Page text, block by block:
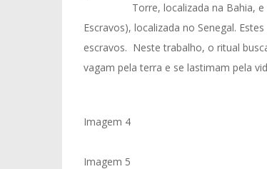
Torre, localizada na Bahia,
Escravos), localizada no Senegal.
escravos. Neste trabalho, o ritual
vagam pela terra e se lastimam pela
Imagem 4
Imagem 5